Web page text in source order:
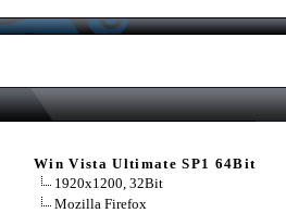
Win Vista Ultimate SP1 64Bit
1920x1200, 32Bit
Mozilla Firefox